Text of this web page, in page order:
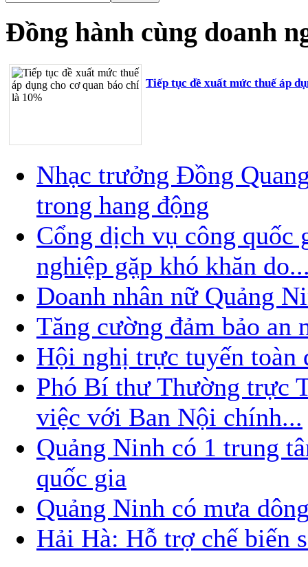
Đồng hành cùng doanh
Tiếp tục đề xuất mức thuế áp
Nhạc trưởng Đồng
trong hang động
Cổng dịch vụ công quốc
nghiệp gặp khó khăn
Doanh nhân nữ Quảng
Tăng cường đảm bảo
Hội nghị trực tuyến toàn
Phó Bí thư Thường trực
việc với Ban Nội chính...
Quảng Ninh có 1 trung
quốc gia
Quảng Ninh có mưa
Hải Hà: Hỗ trợ chế biến